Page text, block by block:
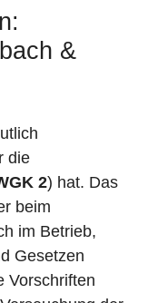
&
die
2) hat. Das
beim
im Betrieb,
Gesetzen
Vorschriften